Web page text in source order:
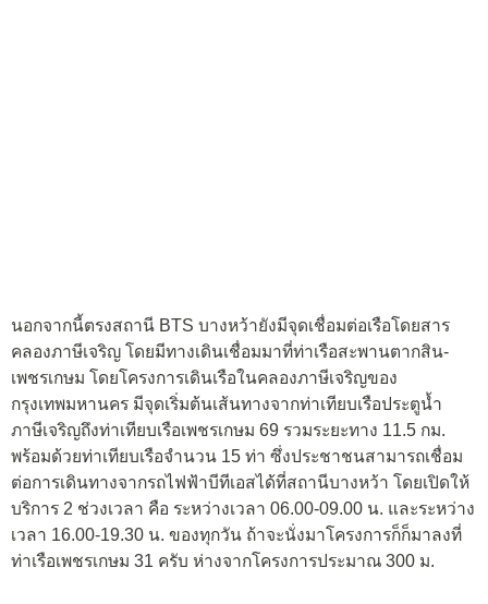
นอกจากนี้ตรงสถานี BTS บางหว้ายังมีจุดเชื่อมต่อเรือโดยสาร
คลองภาษีเจริญ โดยมีทางเดินเชื่อมมาที่ท่าเรือสะพานตากสิน-
เพชรเกษม โดยโครงการเดินเรือในคลองภาษีเจริญของ
กรุงเทพมหานคร มีจุดเริ่มต้นเส้นทางจากท่าเทียบเรือประตูน้ำ
ภาษีเจริญถึงท่าเทียบเรือเพชรเกษม 69 รวมระยะทาง 11.5 กม.
พร้อมด้วยท่าเทียบเรือจำนวน 15 ท่า ซึ่งประชาชนสามารถเชื่อม
ต่อการเดินทางจากรถไฟฟ้าบีทีเอสได้ที่สถานีบางหว้า โดยเปิดให้
บริการ 2 ช่วงเวลา คือ ระหว่างเวลา 06.00-09.00 น. และระหว่าง
เวลา 16.00-19.30 น. ของทุกวัน ถ้าจะนั่งมาโครงการก็ก็มาลงที่
ท่าเรือเพชรเกษม 31 ครับ ห่างจากโครงการประมาณ 300 ม.